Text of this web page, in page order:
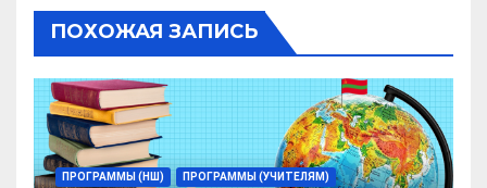
ПОХОЖАЯ ЗАПИСЬ
ПРОГРАММЫ (НШ) ПРОГРАММЫ (УЧИТЕЛЯМ)